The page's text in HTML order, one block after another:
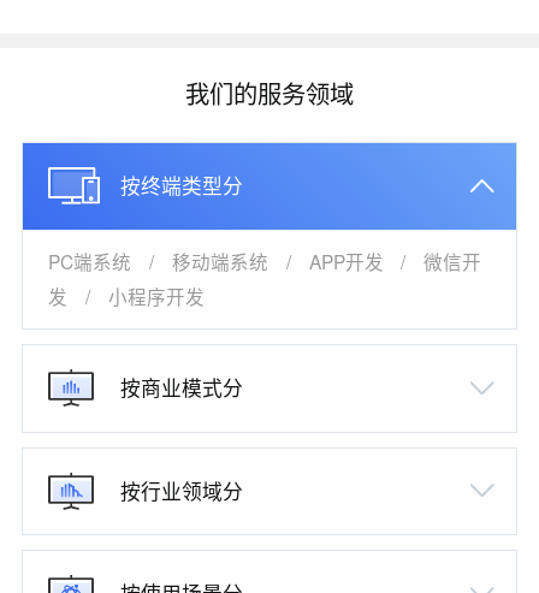
我们的服务领域
按终端类型分
PC端系统 / 移动端系统 / APP开发 /
微信开
发
/ 小程序开发
按商业模式分
按行业领域分